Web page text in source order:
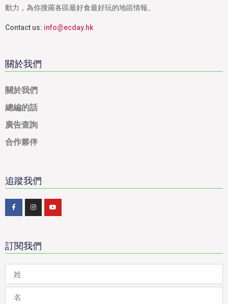
動力，為你搜羅各區最好食最好玩的地區情報。
Contact us: info@ecday.hk
關於我們
關於我們
總編的話
廣告查詢
合作夥伴
追蹤我們
訂閱我們